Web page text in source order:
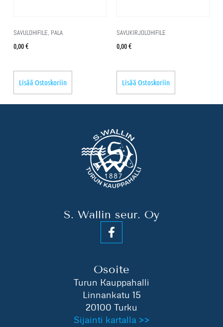
SAVULOHIFILE, PALA
0,00€
Lisää Ostoskoriin
SAVUKIRJOLOHIFILE
0,00€
Lisää Ostoskoriin
S. Wallin seur. Oy
Osoite
Turun Kauppahalli
Linnankatu 15
20100 Turku
Sijainti kartalla >>